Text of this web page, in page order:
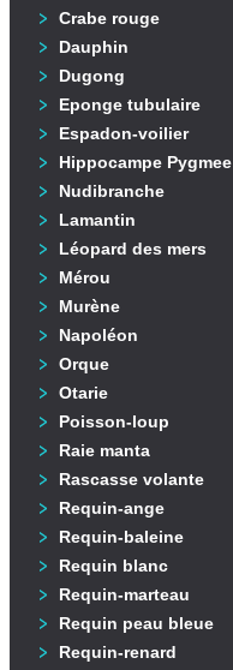
Crabe rouge
Dauphin
Dugong
Eponge tubulaire
Espadon-voilier
Hippocampe Pygmee
Nudibranche
Lamantin
Léopard des mers
Mérou
Murène
Napoléon
Orque
Otarie
Poisson-loup
Raie manta
Rascasse volante
Requin-ange
Requin-baleine
Requin blanc
Requin-marteau
Requin peau bleue
Requin-renard